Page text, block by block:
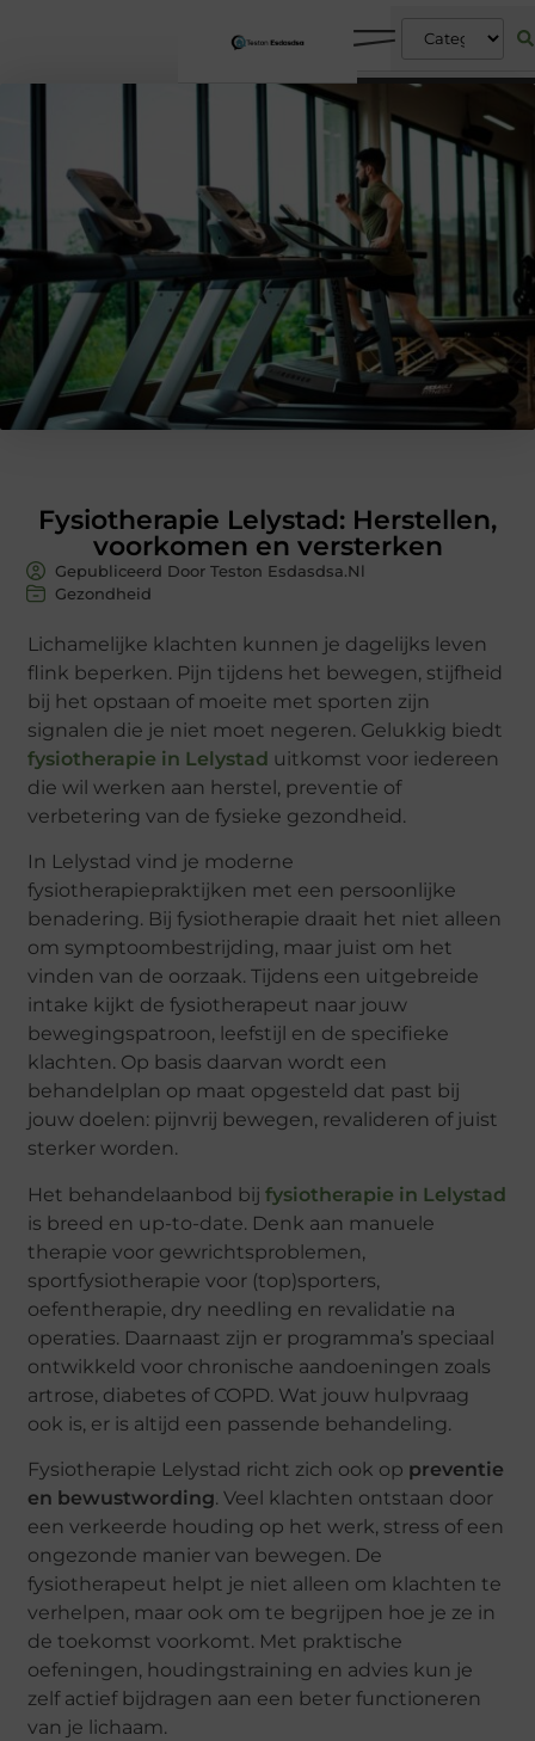
Fysiotherapie Lelystad: Herstellen,
voorkomen en versterken
Gepubliceerd Door Teston Esdasdsa.nl
Gezondheid
Lichamelijke klachten kunnen je dagelijks leven
flink beperken. Pijn tijdens het bewegen, stijfheid
bij het opstaan of moeite met sporten zijn
signalen die je niet moet negeren. Gelukkig biedt
fysiotherapie in Lelystad uitkomst voor iedereen
die wil werken aan herstel, preventie of
verbetering van de fysieke gezondheid.
In Lelystad vind je moderne
fysiotherapiepraktijken met een persoonlijke
benadering. Bij fysiotherapie draait het niet alleen
om symptoombestrijding, maar juist om het
vinden van de oorzaak. Tijdens een uitgebreide
intake kijkt de fysiotherapeut naar jouw
bewegingspatroon, leefstijl en de specifieke
klachten. Op basis daarvan wordt een
behandelplan op maat opgesteld dat past bij
jouw doelen: pijnvrij bewegen, revalideren of juist
sterker worden.
Het behandelaanbod bijfysiotherapie in Lelystad
is breed en up-to-date. Denk aan manuele
therapie voor gewrichtsproblemen,
sportfysiotherapie voor (top)sporters,
oefentherapie, dry needling en revalidatie na
operaties. Daarnaast zijn er programma’s speciaal
ontwikkeld voor chronische aandoeningen zoals
artrose, diabetes of COPD. Wat jouw hulpvraag
ook is, er is altijd een passende behandeling.
Fysiotherapie Lelystad richt zich ook op preventie
en bewustwording. Veel klachten ontstaan door
een verkeerde houding op het werk, stress of een
ongezonde manier van bewegen. De
fysiotherapeut helpt je niet alleen om klachten te
verhelpen, maar ook om te begrijpen hoe je ze in
de toekomst voorkomt. Met praktische
oefeningen, houdingstraining en advies kun je
zelf actief bijdragen aan een beter functioneren
van je lichaam.